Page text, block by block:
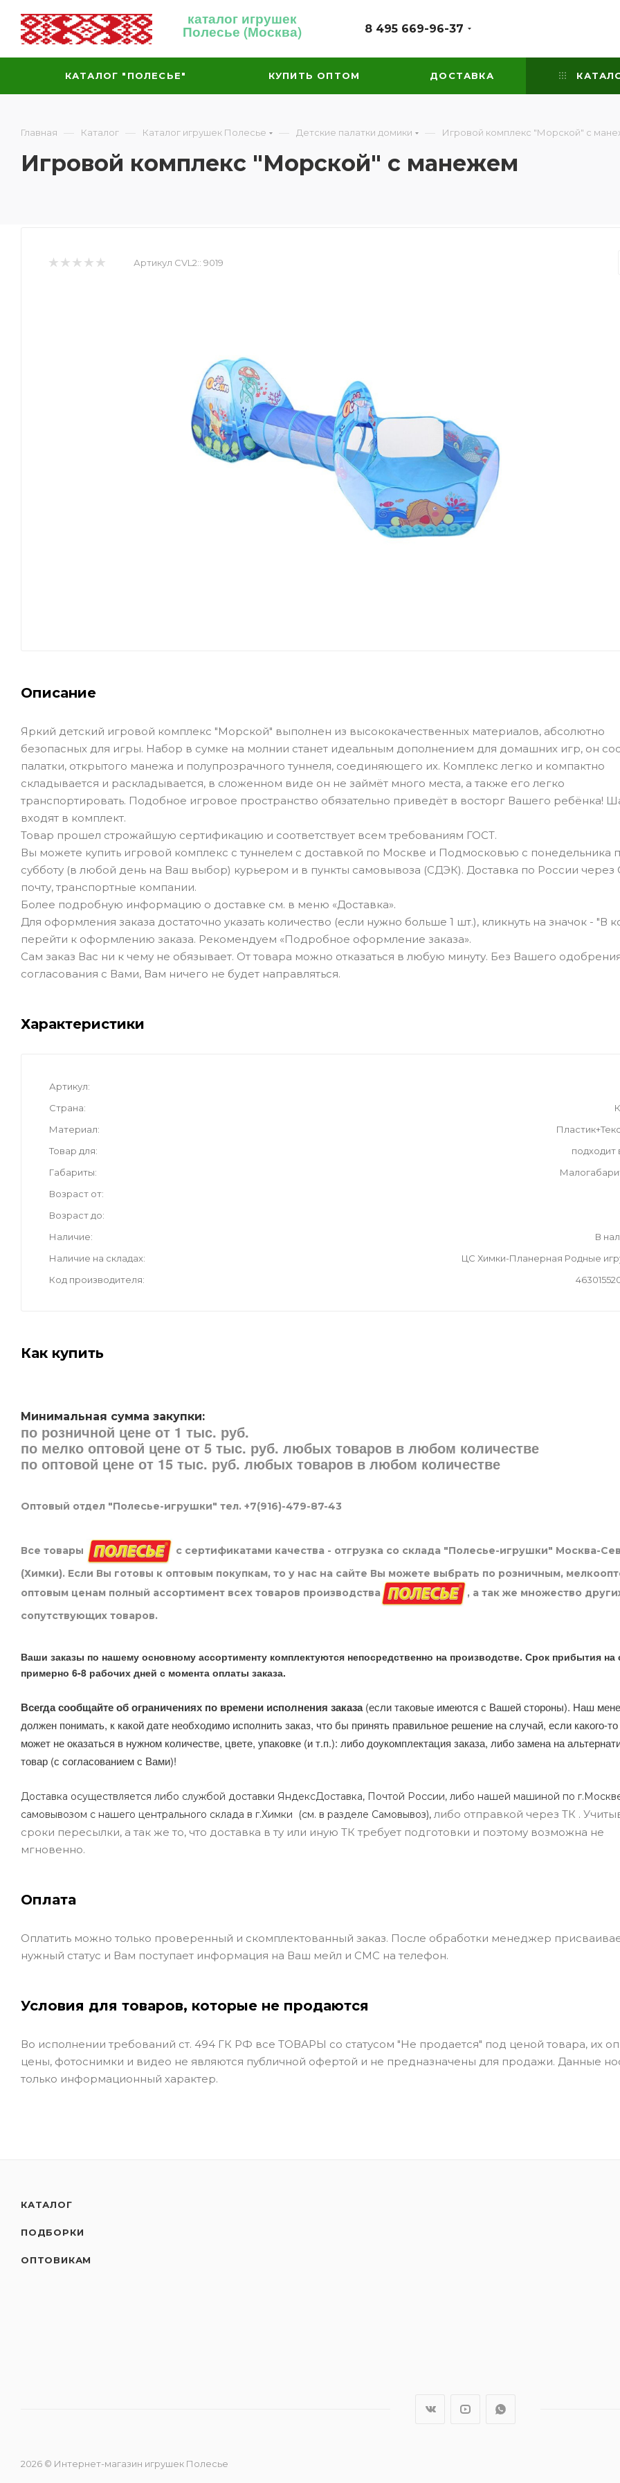
каталог игрушек
Полесье (Москва) 8 495 669-96-37
КАТАЛОГ "ПОЛЕСЬЕ" КУПИТЬ ОПТОМ ДОСТАВКА
Главная — Каталог — Каталог игрушек Полесье — Детские палатки домики — Игровой комплекс "Морской" с
Игровой комплекс "Морской" с манежем
Артикул CVL2:: 9019
Описание
Яркий детский игровой комплекс "Морской" выполнен из высококачественных материалов, абсолютно
безопасных для игры. Набор в сумке на молнии станет идеальным дополнением для домашних игр, он
палатки, открытого манежа и полупрозрачного туннеля, соединяющего их. Комплекс легко и компактно
складывается и раскладывается, в сложенном виде он не займёт много места, а также его легко
транспортировать. Подобное игровое пространство обязательно приведёт в восторг Вашего ребёнка!
входят в комплект.
Товар прошел строжайшую сертификацию и соответствует всем требованиям ГОСТ.
Вы можете купить игровой комплекс с туннелем с доставкой по Москве и Подмосковью с понедельника
субботу (в любой день на Ваш выбор) курьером и в пункты самовывоза (СДЭК). Доставка по России через
почту, транспортные компании.
Более подробную информацию о доставке см. в меню «Доставка».
Для оформления заказа достаточно указать количество (если нужно больше 1 шт.), кликнуть на значок - "В
перейти к оформлению заказа. Рекомендуем «Подробное оформление заказа».
Сам заказ Вас ни к чему не обязывает. От товара можно отказаться в любую минуту. Без Вашего
согласования с Вами, Вам ничего не будет направляться.
Характеристики
Артикул
Страна
Материал
Товар для
подходит
Габариты
Возраст от
Возраст до
Наличие
В
Наличие на складах
ЦС Химки-Планерная Родные
Код производителя
Как купить
Минимальная сумма закупки:
по розничной цене от 1 тыс. руб.
по мелко оптовой цене от 5 тыс. руб. любых товаров в любом количестве
по оптовой цене от 15 тыс. руб. любых товаров в любом количестве
Оптовый отдел "Полесье-игрушки" тел. +7(916)-479-87-43
Все товары
с сертификатами качества - отгрузка со склада "Полесье-игрушки" Москва-
(Химки). Если Вы готовы к оптовым покупкам, то у нас на сайте Вы можете выбрать по розничным,
оптовым ценам полный ассортимент всех товаров производства
, а так же множество
сопутствующих товаров.
Ваши заказы по нашему основному ассортименту комплектуются непосредственно на производстве. Срок прибытия на
примерно 6-8 рабочих дней с момента оплаты заказа.
Всегда сообщайте об ограничениях по времени исполнения заказа(если таковые имеются с Вашей стороны). Наш
должен понимать, к какой дате необходимо исполнить заказ, что бы принять правильное решение на случай, если какого-
может не оказаться в нужном количестве, цвете, упаковке (и т.п.): либо доукомплектация заказа, либо замена на
товар (с согласованием с Вами)!
Доставка осуществляется либо службой доставки ЯндексДоставка, Почтой России, либо нашей машиной по
самовывозом с нашего центрального склада в г.Химки (см. в разделе Самовывоз), либо отправкой через ТК .
сроки пересылки, а так же то, что доставка в ту или иную ТК требует подготовки и поэтому возможна не
мгновенно.
Оплата
Оплатить можно только проверенный и скомплектованный заказ. После обработки менеджер
нужный статус и Вам поступает информация на Ваш мейл и СМС на телефон.
Условия для товаров, которые не продаются
Во исполнении требований ст. 494 ГК РФ все ТОВАРЫ со статусом "Не продается" под ценой товара, их
цены, фотоснимки и видео не являются публичной офертой и не предназначены для продажи. Данные
только информационный характер.
КАТАЛОГ
ПОДБОРКИ
ОПТОВИКАМ
2026 © Интернет-магазин игрушек Полесье